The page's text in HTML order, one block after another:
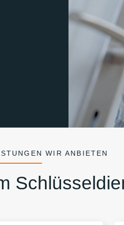
WIR ANBIETEN